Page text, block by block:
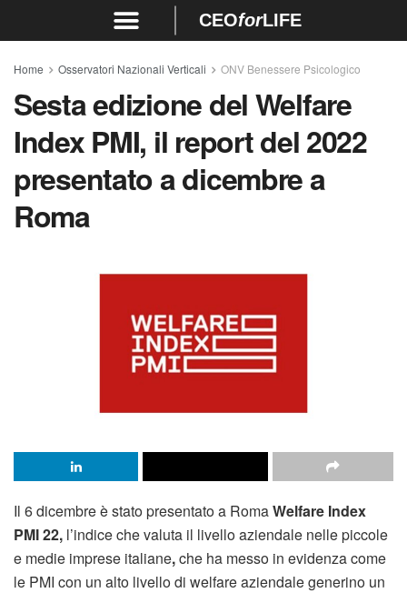
CEOforLIFE
Home Osservatori Nazionali Verticali ONV Benessere Psicologico
Sesta edizione del Welfare
Index PMI, il report del 2022
presentato a dicembre a
Roma
Il 6 dicembre è stato presentato a RomaWelfare Index
PMI 22, l’indice che valuta il livello aziendale nelle piccole
e medie imprese italiane,che ha messo in evidenza come
le PMI con un alto livello di welfare aziendale generino un